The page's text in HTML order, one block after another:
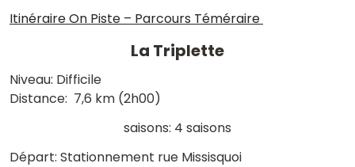
Itinéraire On Piste – Parcours Téméraire
La Triplette
Niveau: Difficile
Distance: 7,6 km (2h00)
saisons: 4 saisons
Départ: Stationnement rue Missisquoi